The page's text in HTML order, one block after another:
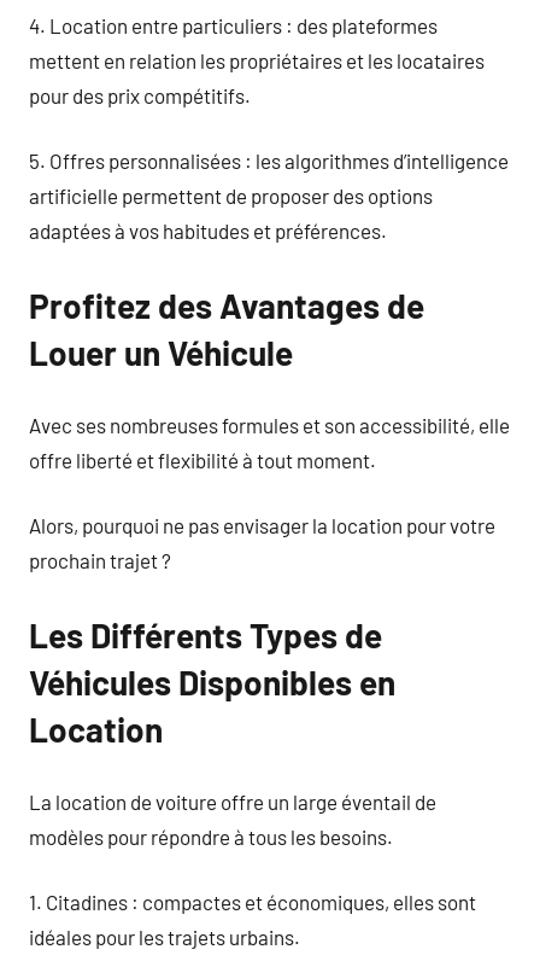
4. Location entre particuliers : des plateformes
mettent en relation les propriétaires et les locataires
pour des prix compétitifs.
5. Offres personnalisées : les algorithmes d’intelligence
artificielle permettent de proposer des options
adaptées à vos habitudes et préférences.
Profitez des Avantages de
Louer un Véhicule
Avec ses nombreuses formules et son accessibilité, elle
offre liberté et flexibilité à tout moment.
Alors, pourquoi ne pas envisager la location pour votre
prochain trajet ?
Les Différents Types de
Véhicules Disponibles en
Location
La location de voiture offre un large éventail de
modèles pour répondre à tous les besoins.
1. Citadines : compactes et économiques, elles sont
idéales pour les trajets urbains.